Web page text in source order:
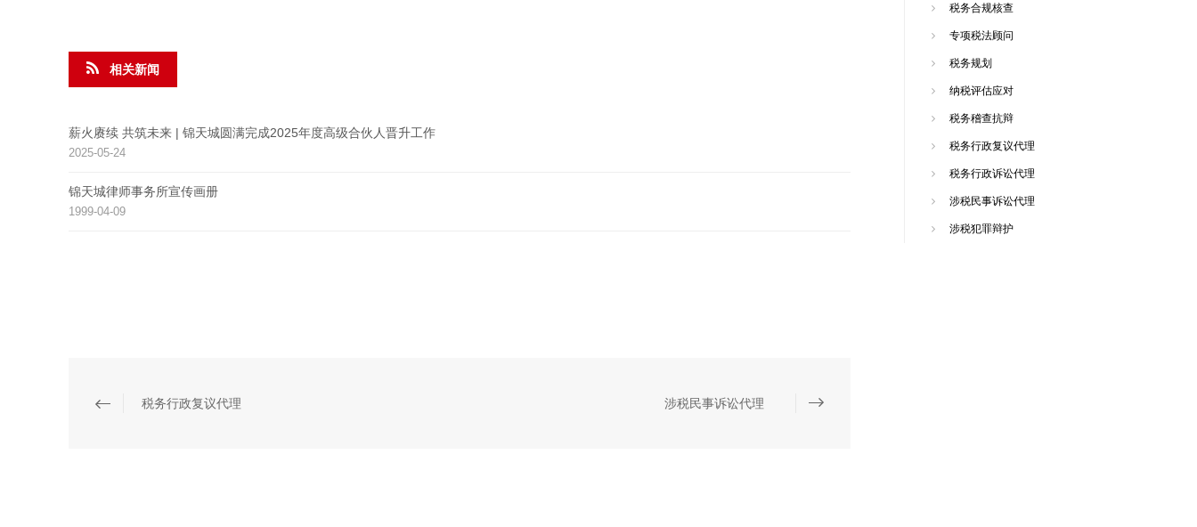
相关新闻
薪火赓续 共筑未来 | 锦天城圆满完成2025年度高级合伙人晋升工作
2025-05-24
锦天城律师事务所宣传画册
1999-04-09
税务行政复议代理 涉税民事诉讼代理
税务合规核查
专项税法顾问
税务规划
纳税评估应对
税务稽查抗辩
税务行政复议代理
税务行政诉讼代理
涉税民事诉讼代理
涉税犯罪辩护